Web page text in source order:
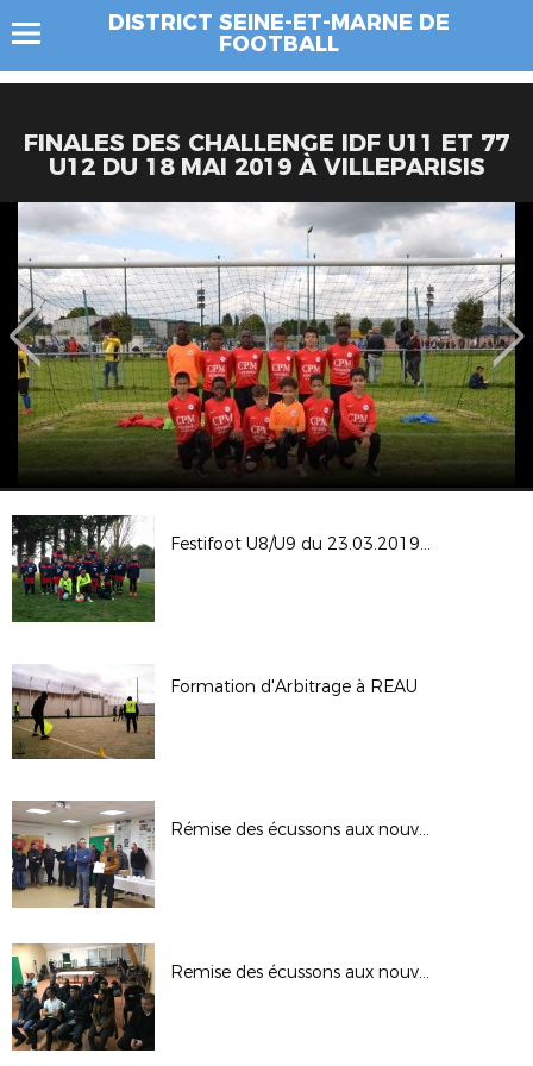
DISTRICT SEINE-ET-MARNE DE
FOOTBALL
FINALES DES CHALLENGE IDF U11 ET 77
U12 DU 18 MAI 2019 À VILLEPARISIS
Festifoot U8/U9 du 23.03.2019 à GUIGNES
Formation d'Arbitrage à REAU
Rémise des écussons aux nouveaux arbitres
Remise des écussons aux nouveaux arbitres du 30.11.2018